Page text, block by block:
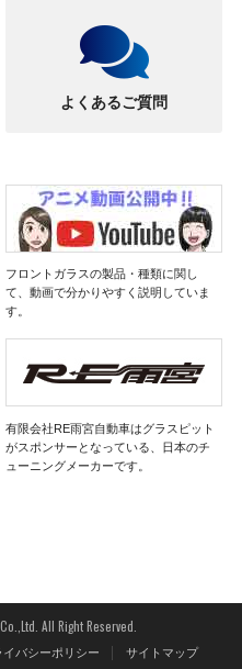
よくあるご質問
フロントガラスの製品・種類に関し
て、動画で分かりやすく説明していま
す。
有限会社RE雨宮自動車はグラスピット
がスポンサーとなっている、日本のチ
ューニングメーカーです。
All Right Reserved.
イバシーポリシー サイトマップ